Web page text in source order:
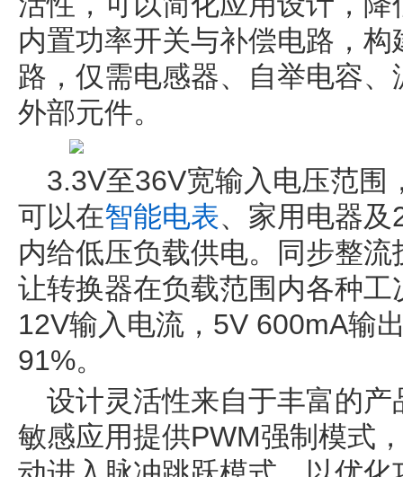
内置功率开关与补偿电路，
路，仅需电感器、自举电容
外部元件。
3.3V至36V宽输入电压范围
可以在智能电表、家用电器
内给低压负载供电。同步整
让转换器在负载范围内各种
12V输入电流，5V 600mA输
91%。
设计灵活性来自于丰富的
敏感应用提供PWM强制模式